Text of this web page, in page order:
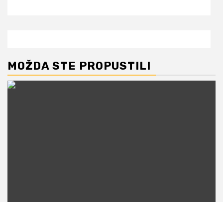
MOŽDA STE PROPUSTILI